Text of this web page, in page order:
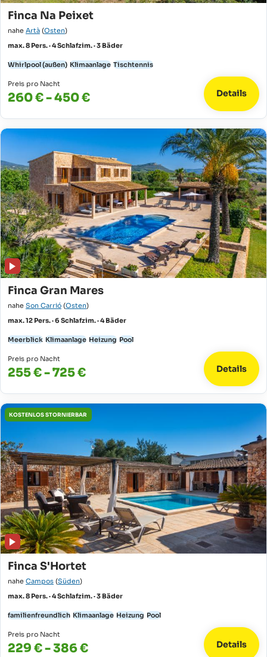
Finca Na Peixet
nahe Artà (Osten)
max. 8 Pers. · 4 Schlafzim. · 3 Bäder
Whirlpool (außen) Klimaanlage Tischtennis
Preis pro Nacht
260 € - 450 € Details
Finca Gran Mares
nahe Son Carrió (Osten)
max. 12 Pers. · 6 Schlafzim. · 4 Bäder
Meerblick Klimaanlage Heizung Pool
Preis pro Nacht
255 € - 725 € Details
KOSTENLOS STORNIERBAR
Finca S'Hortet
nahe Campos (Süden)
max. 8 Pers. · 4 Schlafzim. · 3 Bäder
familienfreundlich Klimaanlage Heizung Pool
Preis pro Nacht
229 € - 386 € Details